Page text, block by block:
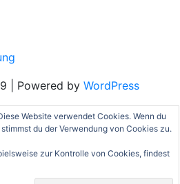
| Powered by WordPress
Website verwendet Cookies. Wenn du
du der Verwendung von Cookies zu.
zur Kontrolle von Cookies, findest